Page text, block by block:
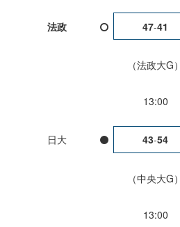
法政 47-41
法政大G
13:00
日大 43-54
中央大G
13:00